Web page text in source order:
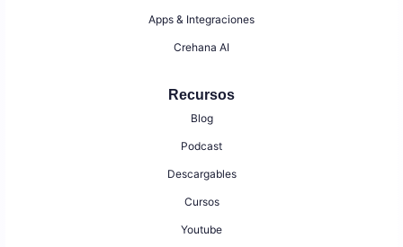
Apps & Integraciones
Crehana AI
Recursos
Blog
Podcast
Descargables
Cursos
Youtube